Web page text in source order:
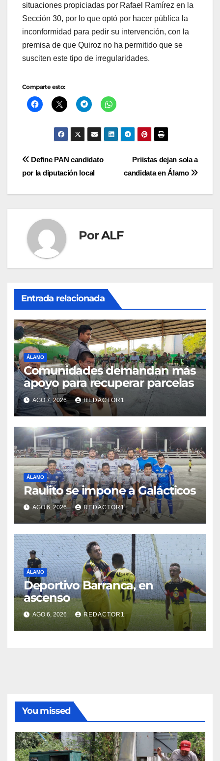
situaciones propiciadas por Rafael Ramírez en la
Sección 30, por lo que optó por hacer pública la
inconformidad para pedir su intervención, con la
premisa de que Quiroz no ha permitido que se
susciten este tipo de irregularidades.
Comparte esto:
Navegación
de
Priistas dejan sola a
candidata en Álamo
Define PAN candidato
por la diputación local
PorALF
Entrada relacionada
ÁLAMO
Comunidades demandan más
apoyo para recuperar parcelas
AGO 7, 2026 REDACTOR1
ÁLAMO
Raulito se impone a Galácticos
AGO 6, 2026 REDACTOR1
ÁLAMO
Deportivo Barranca, en
ascenso
AGO 6, 2026 REDACTOR1
You missed